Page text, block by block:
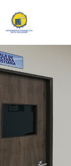
Communities &
All of DSpace